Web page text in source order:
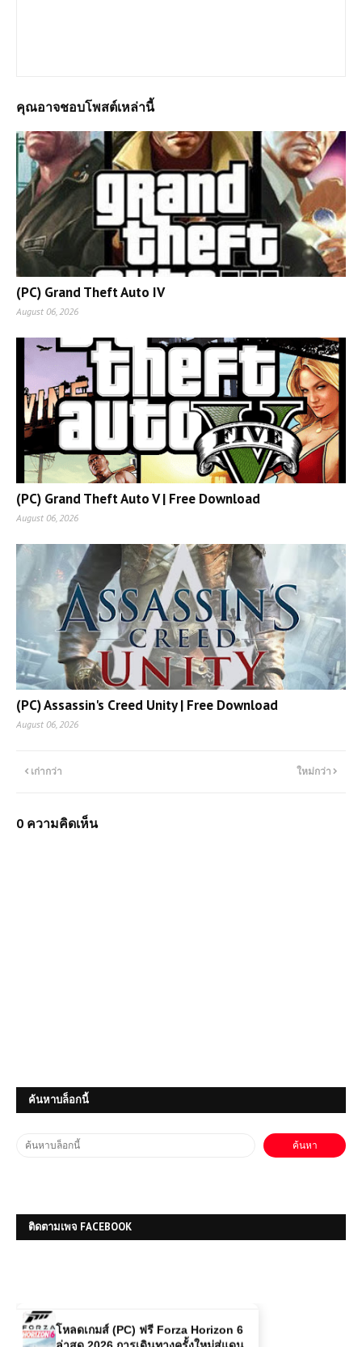
คุณอาจชอบโพสต์เหล่านี้
(PC) Grand Theft Auto IV
August 06, 2026
(PC) Grand Theft Auto V | Free Download
August 06, 2026
(PC) Assassin's Creed Unity | Free Download
August 06, 2026
ใหม่กว่า
เก่ากว่า
0 ความคิดเห็น
ค้นหาบล็อกนี้
ติดตามเพจ FACEBOOK
โหลดเกมส์ (PC) ฟรี DRAGON BALL:
มันส์จากจักรวาลดราก้อนบอล
โหลดเกมส์ (PC) ฟรี Forza Horizon 6
ล่าสุด 2026 การเดินทางครั้งใหม่สู่แดน